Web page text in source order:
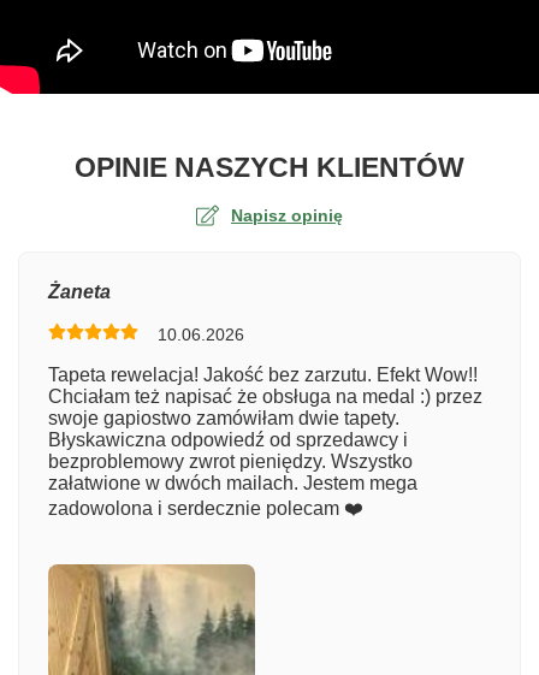
OPINIE NASZYCH KLIENTÓWO
Napisz opinię
Numer zamówienia
Imię
Żaneta
10.06.2026
Tapeta rewelacja! Jakość bez zarzutu. Efekt Wow!!
Chciałam też napisać że obsługa na medal :) przez
swoje gapiostwo zamówiłam dwie tapety.
Błyskawiczna odpowiedź od sprzedawcy i
bezproblemowy zwrot pieniędzy. Wszystko
załatwione w dwóch mailach. Jestem mega
zadowolona i serdecznie polecam ❤️